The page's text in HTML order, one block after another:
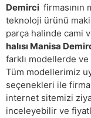
Demirci
teknoloji ürünü
parça halinde cami
halısı Manisa
farklı modellerde ve
Tüm modellerimiz
seçenekleri ile
internet sitemizi
inceleyebilir ve